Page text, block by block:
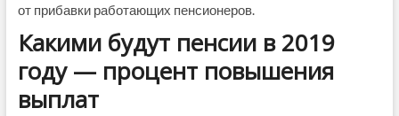
от прибавки работающих пенсионеров.
Какими будут пенсии в 2019
году — процент повышения
выплат